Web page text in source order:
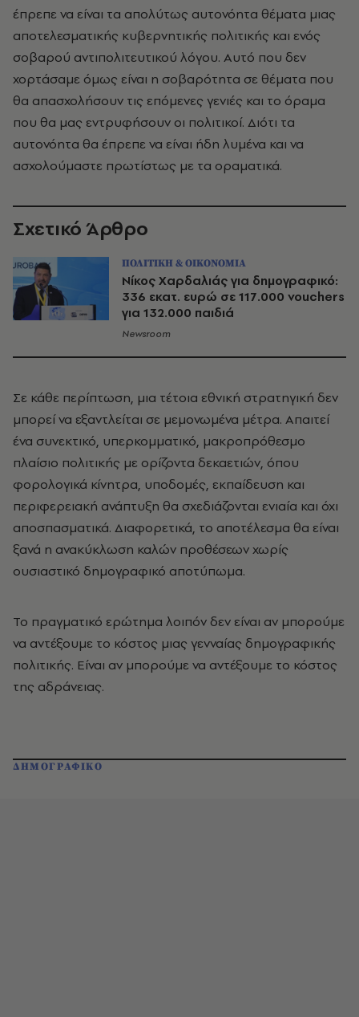
έπρεπε να είναι τα απολύτως αυτονόητα θέματα μιας
αποτελεσματικής κυβερνητικής πολιτικής και ενός
σοβαρού αντιπολιτευτικού λόγου. Αυτό που δεν
χορτάσαμε όμως είναι η σοβαρότητα σε θέματα που
θα απασχολήσουν τις επόμενες γενιές και το όραμα
που θα μας εντρυφήσουν οι πολιτικοί. Διότι τα
αυτονόητα θα έπρεπε να είναι ήδη λυμένα και να
ασχολούμαστε πρωτίστως με τα οραματικά.
Σχετικό Άρθρο
ΠΟΛΙΤΙΚΗ & ΟΙΚΟΝΟΜΙΑ
Νίκος Χαρδαλιάς για δημογραφικό:
336 εκατ. ευρώ σε 117.000 vouchers
για 132.000 παιδιά
Newsroom
Σε κάθε περίπτωση, μια τέτοια εθνική στρατηγική δεν
μπορεί να εξαντλείται σε μεμονωμένα μέτρα. Απαιτεί
ένα συνεκτικό, υπερκομματικό, μακροπρόθεσμο
πλαίσιο πολιτικής με ορίζοντα δεκαετιών, όπου
φορολογικά κίνητρα, υποδομές, εκπαίδευση και
περιφερειακή ανάπτυξη θα σχεδιάζονται ενιαία και όχι
αποσπασματικά. Διαφορετικά, το αποτέλεσμα θα είναι
ξανά η ανακύκλωση καλών προθέσεων χωρίς
ουσιαστικό δημογραφικό αποτύπωμα.
Το πραγματικό ερώτημα λοιπόν δεν είναι αν μπορούμε
να αντέξουμε το κόστος μιας γενναίας δημογραφικής
πολιτικής. Είναι αν μπορούμε να αντέξουμε το κόστος
της αδράνειας.
ΔΗΜΟΓΡΑΦΙΚΟ